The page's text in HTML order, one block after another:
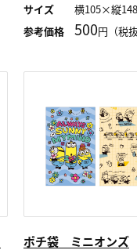
サイズ
横105×縦
参考価格
500円（税抜
ポチ袋 ミニオンズ